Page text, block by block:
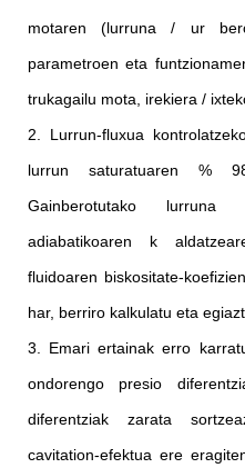
motaren (lurruna / ur
parametroen eta
trukagailu mota, irekiera /
2. Lurrun-fluxua
lurrun saturatuaren %
Gainberotutako
adiabatikoaren k
fluidoaren biskositate-
har, berriro kalkulatu eta
3. Emari ertainak erro
ondorengo presio
diferentziak zarata
cavitation-efektua ere